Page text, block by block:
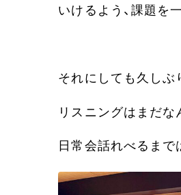
いけるよう、課題を
それにしても久しぶ
リスニングはまだな
日常会話れべるまで